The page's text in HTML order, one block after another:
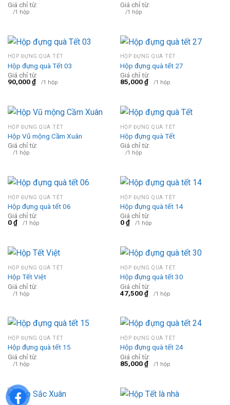
Giá chỉ từ:
/1 hộp
Giá chỉ từ:
/1 hộp
HỘP ĐỰNG QUÀ TẾT
Hộp đựng quà Tết 03
Giá chỉ từ:
90,000₫ /1 hộp
HỘP ĐỰNG QUÀ TẾT
Hộp đựng quà tết 27
Giá chỉ từ:
85,000₫ /1 hộp
HỘP ĐỰNG QUÀ TẾT
Hộp Vũ mộng Cầm Xuân
Giá chỉ từ:
/1 hộp
HỘP ĐỰNG QUÀ TẾT
Hộp đựng quà Tết
Giá chỉ từ:
/1 hộp
HỘP ĐỰNG QUÀ TẾT
Hộp đựng quà tết 06
Giá chỉ từ:
0₫ /1 hộp
HỘP ĐỰNG QUÀ TẾT
Hộp đựng quà tết 14
Giá chỉ từ:
0₫ /1 hộp
HỘP ĐỰNG QUÀ TẾT
Hộp Tết Việt
Giá chỉ từ:
/1 hộp
HỘP ĐỰNG QUÀ TẾT
Hộp đựng quà tết 30
Giá chỉ từ:
47,500₫ /1 hộp
HỘP ĐỰNG QUÀ TẾT
Hộp đựng quà tết 15
Giá chỉ từ:
/1 hộp
HỘP ĐỰNG QUÀ TẾT
Hộp đựng quà tết 24
Giá chỉ từ:
85,000₫ /1 hộp